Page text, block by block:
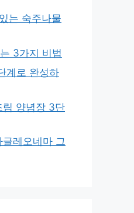
는 숙주나물
3가지 비법
계로 완성하
림 양념장 3단
레오네마 그